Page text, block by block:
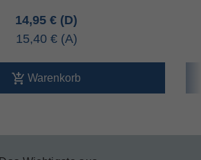
14,95 €
15,40 €
Warenkorb